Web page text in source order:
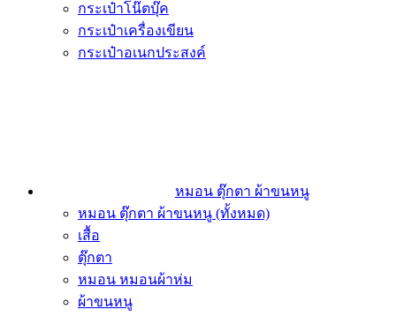
กระเป๋าโน๊ตบุ๊ค
กระเป๋าเครื่องเขียน
กระเป๋าอเนกประสงค์
หมอน ตุ๊กตา ผ้าขนหนู
หมอน ตุ๊กตา ผ้าขนหนู (ทั้งหมด)
เสื้อ
ตุ๊กตา
หมอน หมอนผ้าห่ม
ผ้าขนหนู